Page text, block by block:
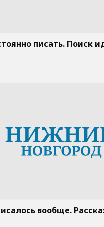
писать. Поиск
вообще.